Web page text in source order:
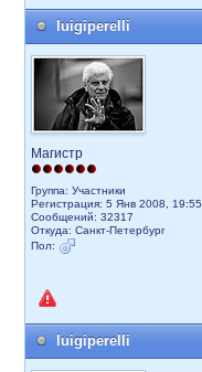
luigiperelli
Магистр
Группа: Участники
Регистрация: 5 Янв 2008, 19:55
Сообщений: 32317
Откуда: Санкт-Петербург
Пол:
luigiperelli